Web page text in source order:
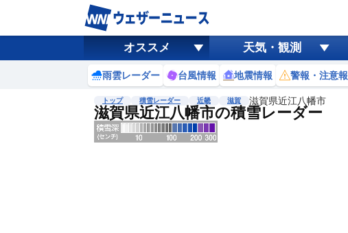
オススメ 天気・観測
雨雲レーダー 台風情報 地震情報 警報・注意報
トップ 積雪レーダー 近畿 滋賀 滋賀県近江八幡市
滋賀県近江八幡市の積雪レーダー